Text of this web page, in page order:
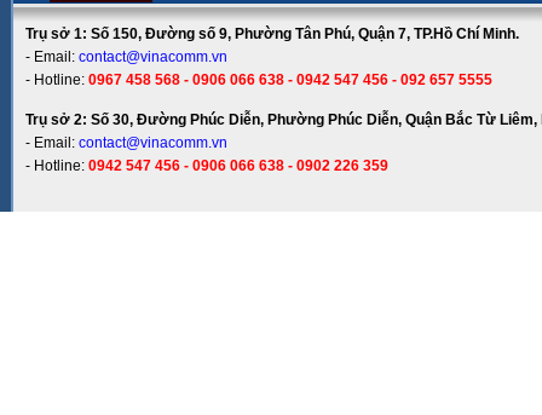
Trụ sở 1: Số 150, Đường số 9, Phường Tân Phú, Quận 7, TP.Hồ Chí Minh.
- Email: contact@vinacomm.vn
- Hotline: 0967 458 568 - 0906 066 638 - 0942 547 456 - 092 657 5555
Trụ sở 2: Số 30, Đường Phúc Diễn, Phường Phúc Diễn, Quận Bắc Từ Liêm,
- Email: contact@vinacomm.vn
- Hotline: 0942 547 456 - 0906 066 638 - 0902 226 359